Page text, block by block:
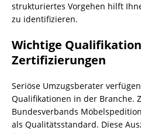
strukturiertes Vorgehen hilft
zu identifizieren.
Wichtige
Zertifizierungen
Seriöse Umzugsberater
Qualifikationen in der Branche.
Bundesverbands
als Qualitätsstandard. Diese